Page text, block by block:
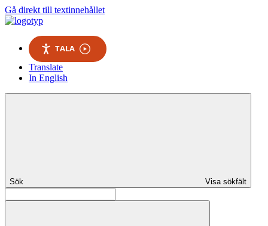
Gå direkt till textinnehållet
TALA
Translate
In English
Sök Visa sökfält